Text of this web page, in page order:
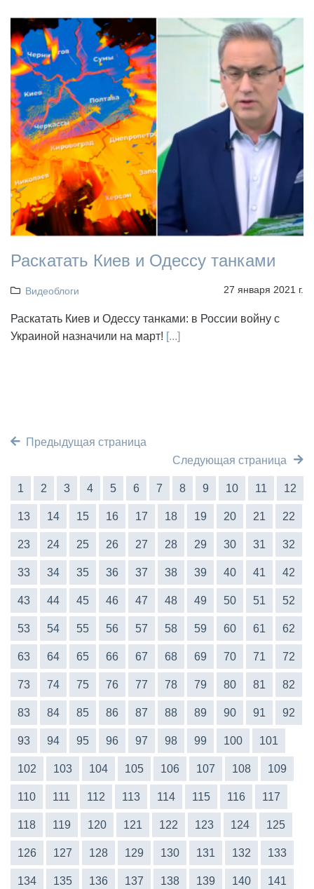
Раскатать Киев и Одессу танками
Видеоблоги 27 января 2021 г.
Раскатать Киев и Одессу танками: в России войну с
Украиной назначили на март! [...]
Предыдущая страница
Следующая страница
1 2 3 4 5 6 7 8 9 10 11 12
13 14 15 16 17 18 19 20 21 22
23 24 25 26 27 28 29 30 31 32
33 34 35 36 37 38 39 40 41 42
43 44 45 46 47 48 49 50 51 52
53 54 55 56 57 58 59 60 61 62
63 64 65 66 67 68 69 70 71 72
73 74 75 76 77 78 79 80 81 82
83 84 85 86 87 88 89 90 91 92
93 94 95 96 97 98 99 100 101
102 103 104 105 106 107 108 109
110 111 112 113 114 115 116 117
118 119 120 121 122 123 124 125
126 127 128 129 130 131 132 133
134 135 136 137 138 139 140 141